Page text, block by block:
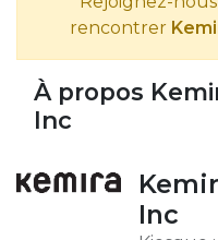
rencontrer
À propos
Inc
Inc